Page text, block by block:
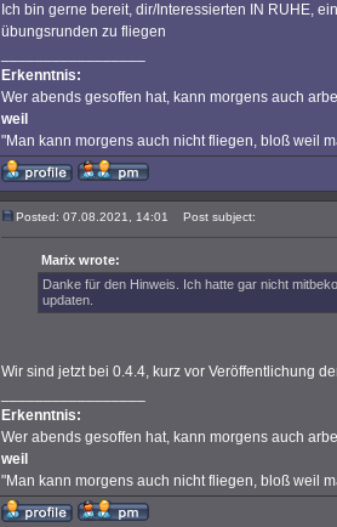
Ich bin gerne bereit, dir/Interessierten IN RUHE,
übungsrunden zu fliegen
Erkenntnis:
Wer abends gesoffen hat, kann morgens auch
weil
"Man kann morgens auch nicht fliegen, bloß weil
Posted: 07.08.2021, 14:01 Post subject:
Marix wrote:
Danke für den Hinweis. Ich hatte gar nicht
updaten.
Wir sind jetzt bei 0.4.4, kurz vor Veröffentlichung
Erkenntnis:
Wer abends gesoffen hat, kann morgens auch
weil
"Man kann morgens auch nicht fliegen, bloß weil